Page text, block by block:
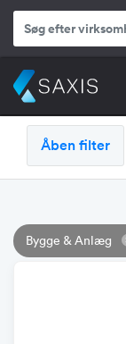
Åben filter
Bygge & Anlæg